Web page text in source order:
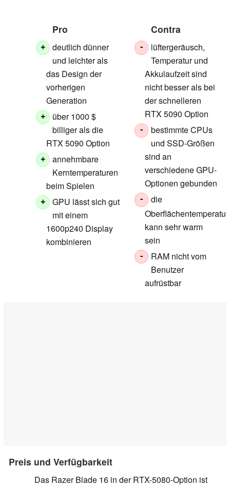
Pro
+
deutlich dünner
und leichter als
das Design der
vorherigen
Generation
+
über 1000 $
billiger als die
RTX 5090 Option
+
annehmbare
Kerntemperaturen
beim Spielen
+
GPU lässt sich gut
mit einem
1600p240 Display
kombinieren
Contra
-
lüftergeräusch,
Temperatur und
Akkulaufzeit sind
nicht besser als bei
der schnelleren
RTX 5090 Option
-
bestimmte CPUs
und SSD-Größen
sind an
verschiedene GPU-
Optionen gebunden
-
die
Oberflächentemperatur
kann sehr warm
sein
-
RAM nicht vom
Benutzer
aufrüstbar
Preis und Verfügbarkeit
Das Razer Blade 16 in der RTX-5080-Option ist